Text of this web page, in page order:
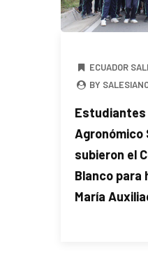
ECUADOR
BY
Estudiantes
Agronómico
subieron el
Blanco para
María